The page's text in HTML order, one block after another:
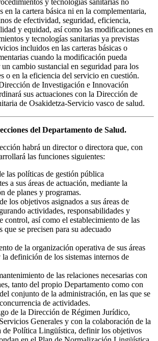
en la cartera básica ni en la complementaria,
de efectividad, seguridad, eficiencia,
y equidad, así como las modificaciones en
y tecnologías sanitarias ya previstas
incluidos en las carteras básicas o
cuando la modificación pueda
un cambio sustancial en seguridad para los
o en la eficiencia del servicio en cuestión.
de Investigación e Innovación
sus actuaciones con la Dirección de
de Osakidetza-Servicio vasco de salud.
del Departamento de Salud.
habrá un director o directora que, con
las funciones siguientes:
las políticas de gestión pública
a sus áreas de actuación, mediante la
de planes y programas.
los objetivos asignados a sus áreas de
actividades, responsabilidades y
control, así como el establecimiento de las
que se precisen para su adecuado
de la organización operativa de sus áreas
definición de los sistemas internos de
de las relaciones necesarias con
tanto del propio Departamento como con
conjunto de la administración, en las que se
de actividades.
de la Dirección de Régimen Jurídico,
Generales y con la colaboración de la
de Política Lingüística, definir los objetivos